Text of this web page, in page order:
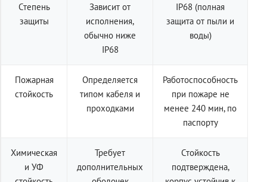
Степень
защиты
Зависит от
исполнения,
обычно ниже
IP68
IP68 (полная
защита от пыли и
воды)
Пожарная
стойкость
Определяется
типом кабеля и
проходками
Работоспособность
при пожаре не
менее 240 мин, по
паспорту
Химическая
и УФ
Требует
дополнительных
Стойкость
подтверждена,